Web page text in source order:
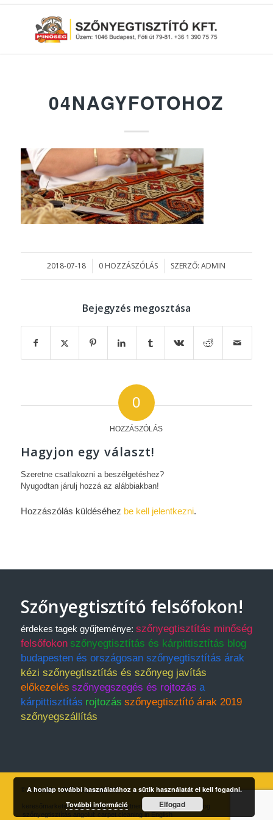
04NAGYFOTOHOZ
2018-07-18
/ 0 HOZZÁSZÓLÁS
/ SZERZŐ:ADMIN
Bejegyzés megosztása
0
HOZZÁSZÓLÁS
Hagyjon egy választ!
Szeretne csatlakozni a beszélgetéshez?
Nyugodtan járulj hozzá az alábbiakban!
Hozzászólás küldéséhez be kell jelentkezni.
Szőnyegtisztító felsőfokon!
érdekes tagek gyűjteménye: szőnyegtisztítás minőség
felsőfokon szőnyegtisztítás és kárpittisztítás blog
budapesten és országosan szőnyegtisztítás árak
kézi szőnyegtisztítás és szőnyeg javítás
előkezelés szőnyegszegés és rojtozás a
kárpittisztítás rojtozás szőnyegtisztító árak 2019
szőnyegszállítás
© Copyright - Szőnyegtisztító Kft.
keresőmarketing ügynökség Partnereink Árlista
szőnyegtisztítás angolul: carpet cleaning in English
A honlap további használatához a sütik használatát el kell fogadni.
További információ
Elfogad